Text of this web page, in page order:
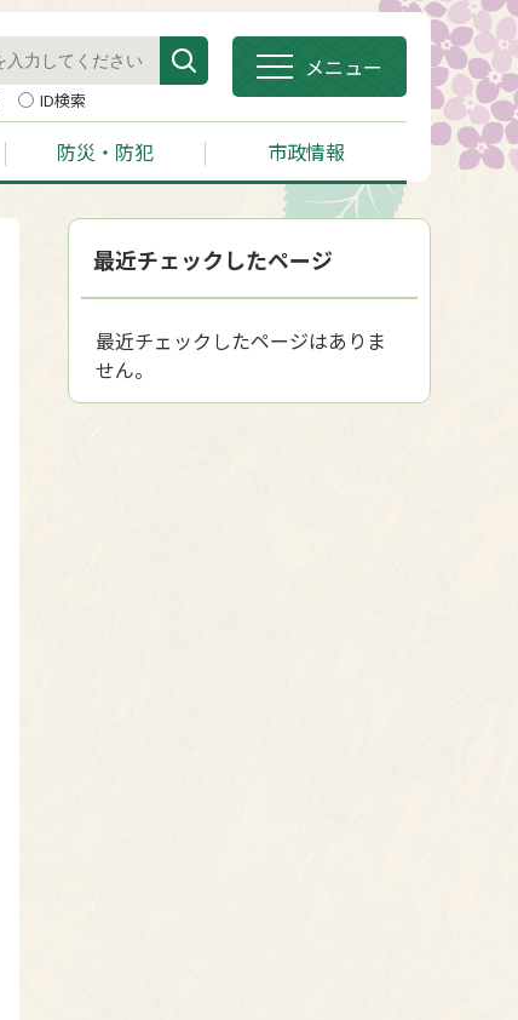
ID検索
メニュー
防災・防犯 市政情報
最近チェックしたページ
最近チェックしたページはありま
せん。